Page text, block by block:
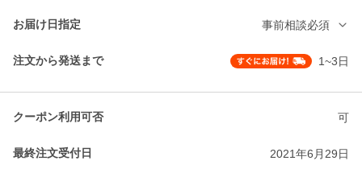
お届け日指定 事前相談必須
注文から発送まで 1~3日
クーポン利用可否 可
最終注文受付日 2021年6月29日